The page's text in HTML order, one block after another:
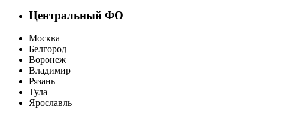
Центральный ФО
Москва
Белгород
Воронеж
Владимир
Рязань
Тула
Ярославль